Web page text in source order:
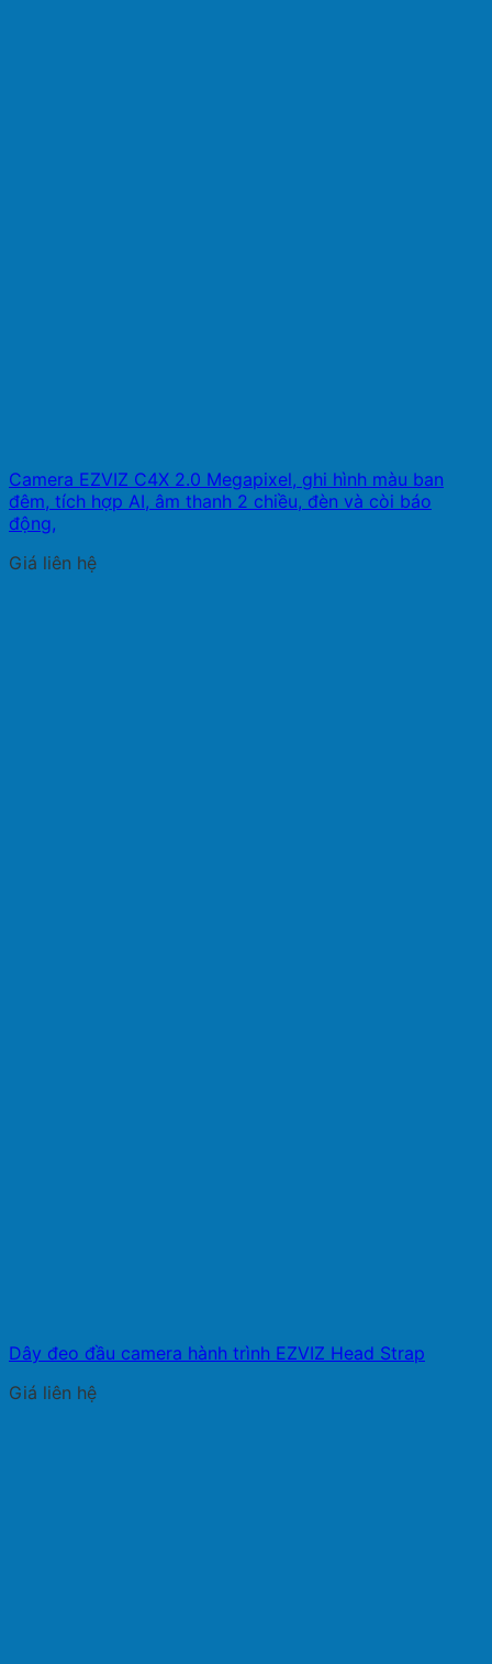
Camera EZVIZ C4X 2.0 Megapixel, ghi hình màu ban
đêm, tích hợp AI, âm thanh 2 chiều, đèn và còi báo
động,
Giá liên hệ
Dây đeo đầu camera hành trình EZVIZ Head Strap
Giá liên hệ